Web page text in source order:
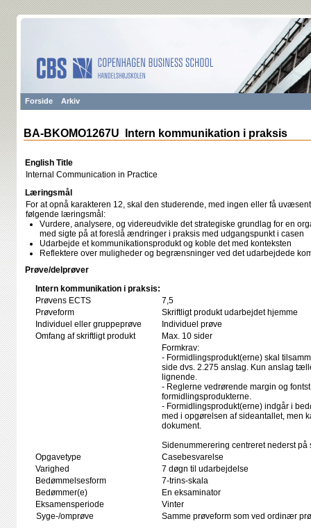
Forside Arkiv
BA-BKOMO1267U Intern kommunikation i praksis
English Title
Internal Communication in Practice
Læringsmål
For at opnå karakteren 12, skal den studerende, med ingen eller få
følgende læringsmål:
Vurdere, analysere, og videreudvikle det strategiske grundlag for en
med sigte på at foreslå ændringer i praksis med udgangspunkt i casen
Udarbejde et kommunikationsprodukt og koble det med konteksten
Reflektere over muligheder og begrænsninger ved det udarbejdede
Prøve/delprøver
Intern kommunikation i praksis:
Prøvens ECTS
7,5
Prøveform
Skriftligt produkt udarbejdet hjemme
Individuel eller gruppeprøve
Individuel prøve
Omfang af skriftligt produkt
Max. 10 sider
Formkrav:
- Formidlingsprodukt(erne) skal
side dvs. 2.275 anslag. Kun anslag
lignende.
- Reglerne vedrørende margin og
formidlingsprodukterne.
- Formidlingsprodukt(erne) indgår i
med i opgørelsen af sideantallet, men
dokument.
Sidenummerering centreret nederst på
Opgavetype
Casebesvarelse
Varighed
7 døgn til udarbejdelse
Bedømmelsesform
7-trins-skala
Bedømmer(e)
En eksaminator
Eksamensperiode
Vinter
Syge-/omprøve
Samme prøveform som ved ordinær